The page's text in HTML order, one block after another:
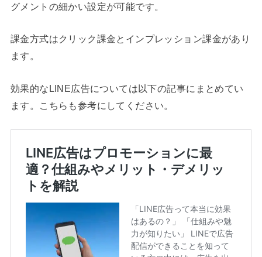
グメントの細かい設定が可能です。
課金方式はクリック課金とインプレッション課金があり
ます。
効果的なLINE広告については以下の記事にまとめてい
ます。こちらも参考にしてください。